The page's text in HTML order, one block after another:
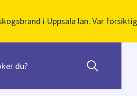
i Uppsala län. Var